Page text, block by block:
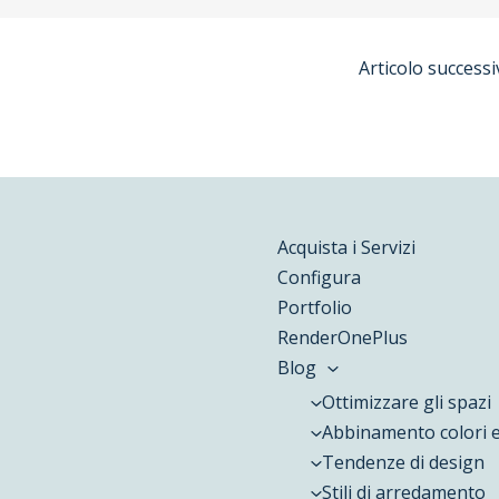
Articolo
Acquista i Servizi
Configura
Portfolio
RenderOnePlus
Blog
Ottimizzare gli spazi
Abbinamento colori
Tendenze di design
Stili di arredamento